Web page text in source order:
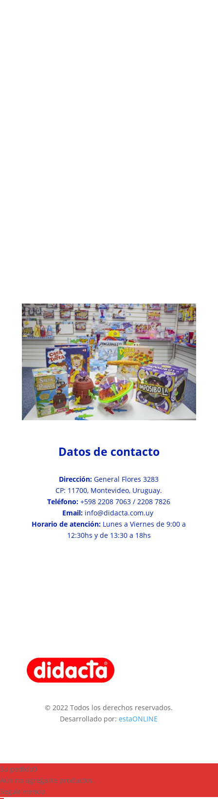
Datos de contacto
Dirección: General Flores 3283
CP: 11700, Montevideo, Uruguay.
Teléfono: +598 2208 7063 / 2208 7826
Email: info@didacta.com.uy
Horario de atención: Lunes a Viernes de 9:00 a
12:30hs y de 13:30 a 18hs
© 2022 Todos los derechos reservados.
Desarrollado por:estaONLINE
Su pedido0
Aún no agregaste productos.
Seguir viendo